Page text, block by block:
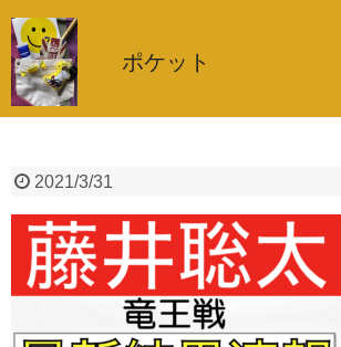
ポケット
2021/3/31